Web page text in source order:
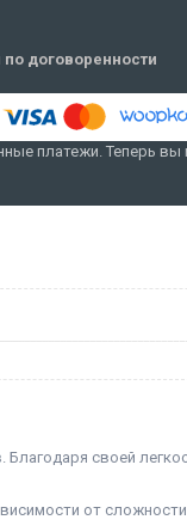
по договоренности
платежи. Теперь
своей
от